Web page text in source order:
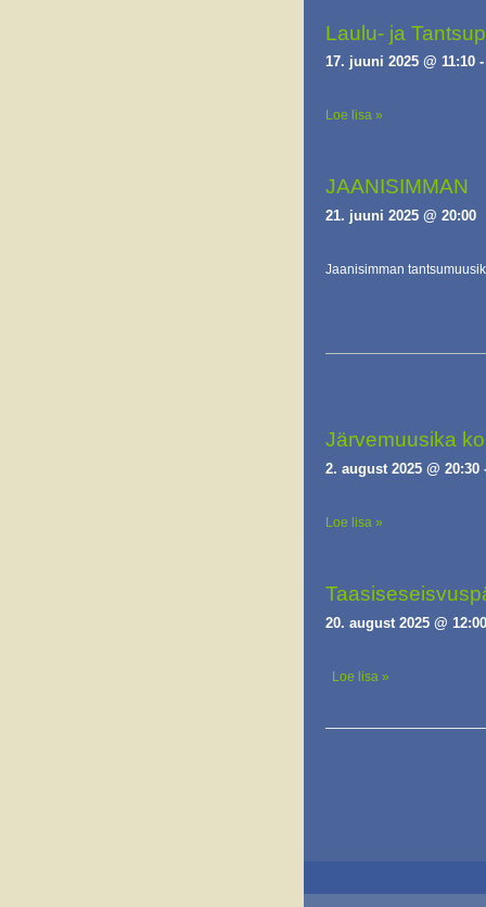
Laulu- ja
17. juuni 2025 @ 11:10
Loe lisa »
JAANISIMMAN
21. juuni 2025 @ 20:00
Jaanisimman
Järvemuusika
2. august 2025 @ 20:30
Loe lisa »
20. august 2025 @ 12:00
Loe lisa »